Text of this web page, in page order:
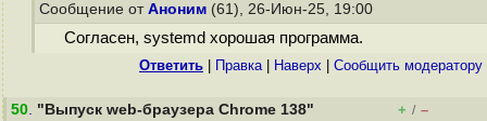
Сообщение от Аноним (61), 26-Июн-25, 19:00
Согласен, systemd хорошая программа.
Ответить Правка| Наверх Cообщить модератору
50. "Выпуск web-браузера Chrome 138" + / –